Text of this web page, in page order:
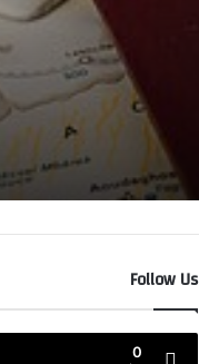
Follow Us
0